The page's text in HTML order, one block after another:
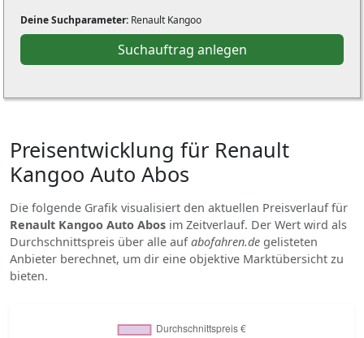
Deine Suchparameter: Renault Kangoo
Suchauftrag anlegen
Preisentwicklung für Renault
Kangoo Auto Abos
Die folgende Grafik visualisiert den aktuellen Preisverlauf für
Renault Kangoo Auto Abos im Zeitverlauf. Der Wert wird als
Durchschnittspreis über alle aufabofahren.de gelisteten
Anbieter berechnet, um dir eine objektive Marktübersicht zu
bieten.